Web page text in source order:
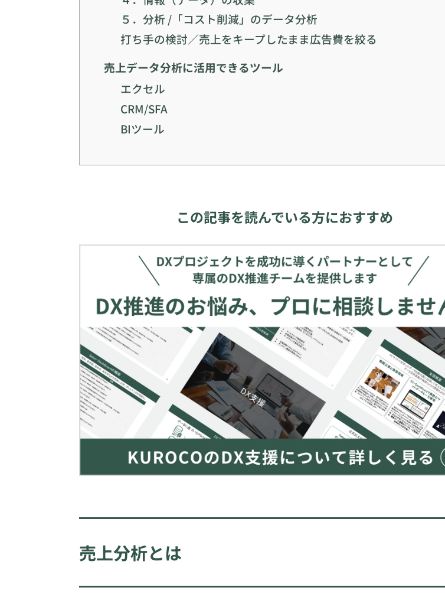
５．分析 /「コスト削減」のデータ分析
打ち手の検討／売上をキープしたまま広告費を絞る
売上データ分析に活用できるツール
エクセル
CRM/SFA
BIツール
この記事を読んでいる方におすすめ
売上分析とは